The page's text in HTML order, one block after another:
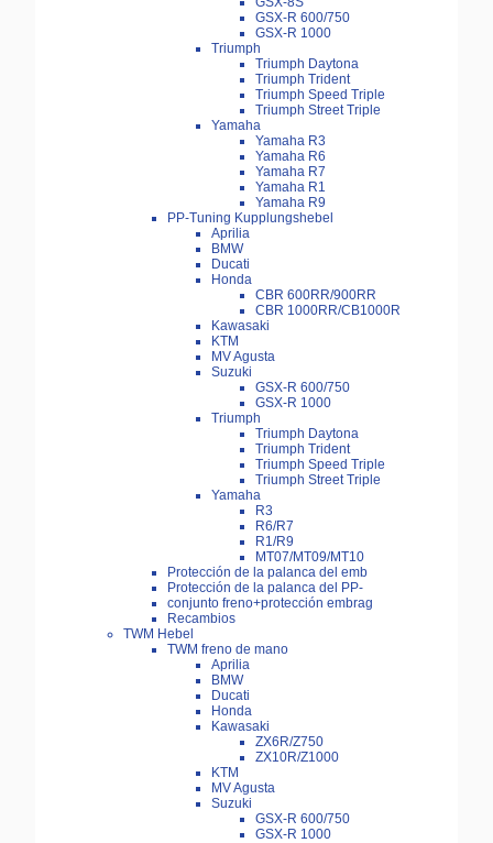
GSX-R 600/750
GSX-R 1000
Triumph
Triumph Daytona
Triumph Trident
Triumph Speed Triple
Triumph Street Triple
Yamaha
Yamaha R3
Yamaha R6
Yamaha R7
Yamaha R1
Yamaha R9
PP-Tuning Kupplungshebel
Aprilia
BMW
Ducati
Honda
CBR 600RR/900RR
CBR 1000RR/CB1000R
Kawasaki
KTM
MV Agusta
Suzuki
GSX-R 600/750
GSX-R 1000
Triumph
Triumph Daytona
Triumph Trident
Triumph Speed Triple
Triumph Street Triple
Yamaha
R3
R6/R7
R1/R9
MT07/MT09/MT10
Protección de la palanca del emb
Protección de la palanca del PP-
conjunto freno+protección embrag
Recambios
TWM Hebel
TWM freno de mano
Aprilia
BMW
Ducati
Honda
Kawasaki
ZX6R/Z750
ZX10R/Z1000
KTM
MV Agusta
Suzuki
GSX-R 600/750
GSX-R 1000